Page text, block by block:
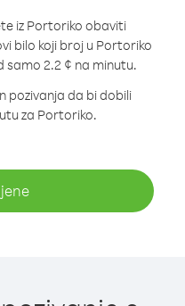
iz Portoriko obaviti
bilo koji broj u Portoriko
samo 2.2 ¢ na minutu.
pozivanja da bi dobili
za Portoriko.